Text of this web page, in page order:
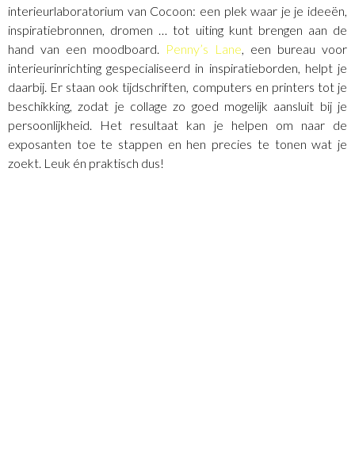
interieurlaboratorium van Cocoon: een plek waar je je ideeën,
inspiratiebronnen, dromen … tot uiting kunt brengen aan de
hand van een moodboard.
Penny’s Lane , een bureau voor
interieurinrichting gespecialiseerd in inspiratieborden, helpt je
daarbij. Er staan ook tijdschriften, computers en printers tot je
beschikking, zodat je collage zo goed mogelijk aansluit bij je
persoonlijkheid. Het resultaat kan je helpen om naar de
exposanten toe te stappen en hen precies te tonen wat je
zoekt. Leuk én praktisch dus!